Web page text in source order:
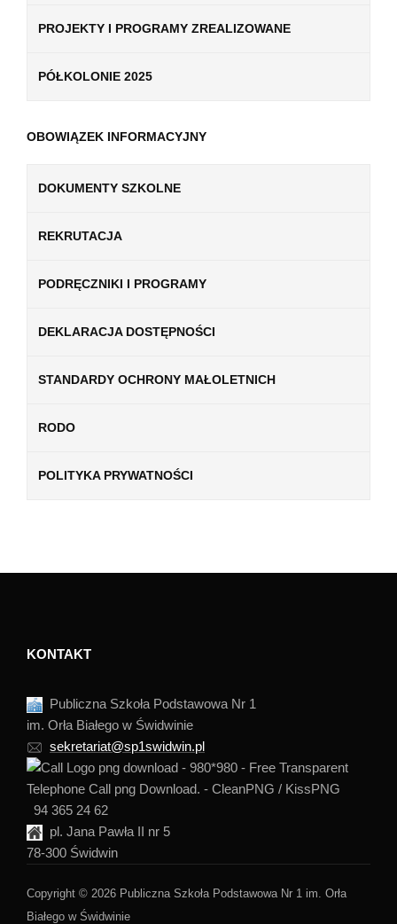
PROJEKTY I PROGRAMY ZREALIZOWANE
PÓŁKOLONIE 2025
OBOWIĄZEK INFORMACYJNY
DOKUMENTY SZKOLNE
REKRUTACJA
PODRĘCZNIKI I PROGRAMY
DEKLARACJA DOSTĘPNOŚCI
STANDARDY OCHRONY MAŁOLETNICH
RODO
POLITYKA PRYWATNOŚCI
KONTAKT
Publiczna Szkoła Podstawowa Nr 1
im. Orła Białego w Świdwinie
sekretariat@sp1swidwin.pl
94 365 24 62
pl. Jana Pawła II nr 5
78-300 Świdwin
Copyright © 2026 Publiczna Szkoła Podstawowa Nr 1 im. Orła
Białego w Świdwinie